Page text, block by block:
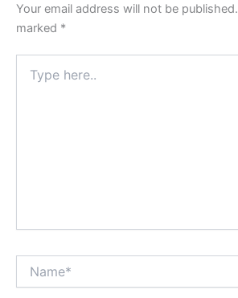
Your email address will not be published.
marked *
here..